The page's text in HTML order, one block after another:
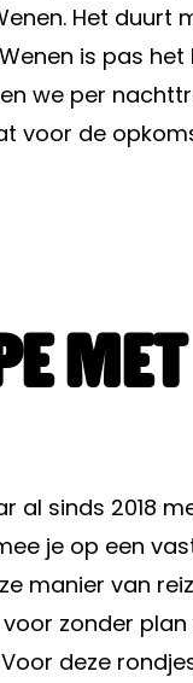
Het duurt
is pas het
we per
voor de
al sinds 2018
je op een
manier van
zonder
deze